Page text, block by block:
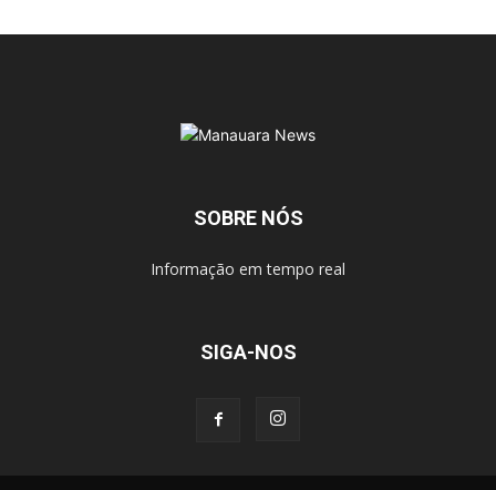
SOBRE NÓS
Informação em tempo real
SIGA-NOS